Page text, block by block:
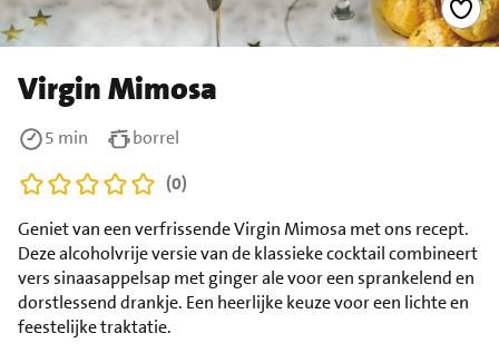
Virgin Mimosa
Geniet van een verfrissende Virgin Mimosa met ons recept.
Deze alcoholvrije versie van de klassieke cocktail combineert
vers sinaasappelsap met ginger ale voor een sprankelend en
dorstlessend drankje. Een heerlijke keuze voor een lichte en
feestelijke traktatie.
5 min
borrel
(0)